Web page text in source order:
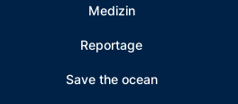
Medizin
Reportage
Save the ocean